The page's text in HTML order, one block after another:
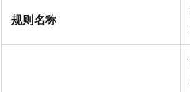
规则名称